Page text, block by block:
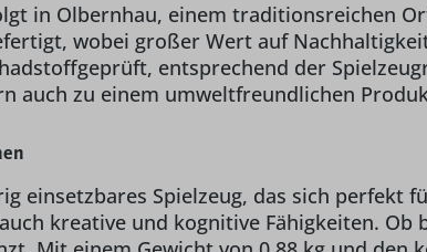
in Olbernhau, einem traditionsreichen
wobei großer Wert auf
entsprechend der
auch zu einem umweltfreundlichen
einsetzbares Spielzeug, das sich
kreative und kognitive Fähigkeiten.